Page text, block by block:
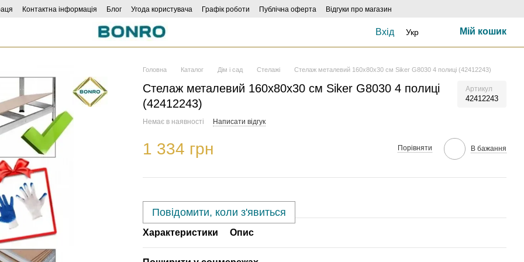
Контактна інформація Блог Угода користувача Графік роботи Публічна оферта
Відгуки про магазин
Вхід Укр Мій кошик
Головна Каталог Дім і сад Стелажі Стелаж металевий 160х80х30 см Siker G8030 4 полиці (42412243)
Стелаж металевий 160х80х30 см Siker G8030 4 полиці
(42412243)
Артикул
42412243
Немає в наявності Написати відгук
1 334 грн Порівняти В бажання
Повідомити, коли з'явиться
Характеристики Опис